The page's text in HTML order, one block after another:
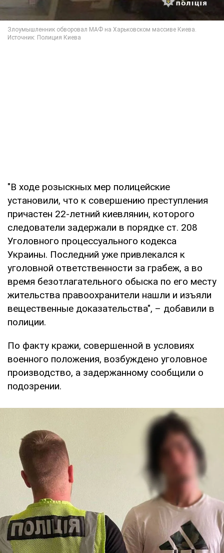
"В ходе розыскных мер полицейские
установили, что к совершению преступления
причастен 22-летний киевлянин, которого
следователи задержали в порядке ст. 208
Уголовного процессуального кодекса
Украины. Последний уже привлекался к
уголовной ответственности за грабеж, а во
время безотлагательного обыска по его месту
жительства правоохранители нашли и изъяли
вещественные доказательства", – добавили в
полиции.
По факту кражи, совершенной в условиях
военного положения, возбуждено уголовное
производство, а задержанному сообщили о
подозрении.